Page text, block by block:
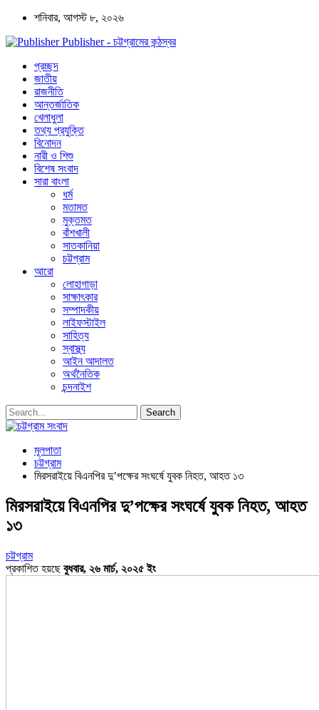
শনিবার, আগস্ট ৮, ২০২৬
Publisher - চট্টগ্রামের কন্ঠস্বর
প্রচ্ছদ
জাতীয়
রাজনীতি
আন্তর্জাতিক
খেলাধুলা
তথ্য প্রযুক্তি
বিনোদন
নারী ও শিশু
বিশেষ সংবাদ
সারা বাংলা
ধর্ম
মতামত
মুক্তমত
বাঁশখালী
সাতকানিয়া
চট্টগ্রাম
আরো
লোহাগাড়া
সাক্ষাৎকার
সম্পাদকীয়
লাইফস্টাইল
সাহিত্য
স্বাস্থ্য
আইন আদালত
অর্থনৈতিক
চন্দনাইশ
মূলপাতা
চট্টগ্রাম
মিরসরাইয়ে বিএনপির দু’পক্ষের সংঘর্ষে যুবক নিহত, আহত ১৩
মিরসরাইয়ে বিএনপির দু’পক্ষের সংঘর্ষে যুবক নিহত, আহত
১৩
চট্টগ্রাম
প্রকাশিত হয়ছেবুধবার, ২৬ মার্চ, ২০২৫ ইং